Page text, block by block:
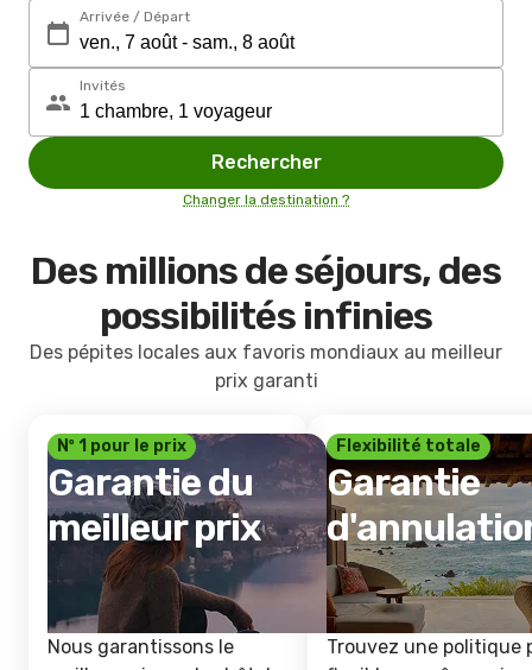
Arrivée / Départ
Invités
Rechercher
Changer la destination ?
Des millions de séjours, des
possibilités infinies
Des pépites locales aux favoris mondiaux au meilleur
prix garanti
Nº 1 pour le prix
Garantie du
meilleur prix
Nous garantissons le
Flexibilité totale
Garantie
Trouvez une politique